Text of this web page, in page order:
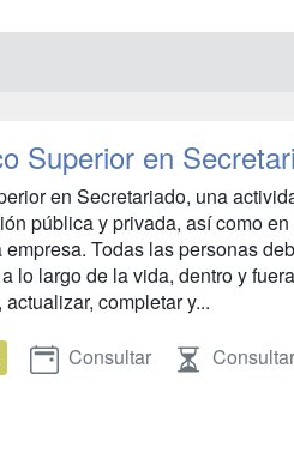
Superior en
en Secretariado, una
pública y privada, así como
Todas las personas
lo largo de la vida, dentro y
completar y...
Consultar Consultar